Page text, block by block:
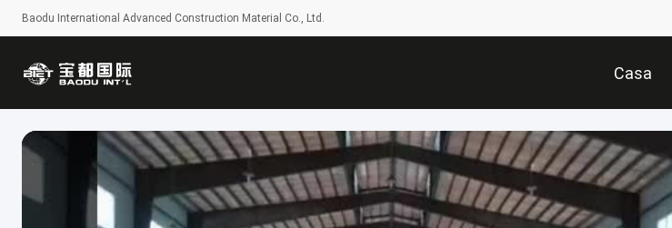
Baodu International Advanced Construction Material Co., Ltd.
Casa